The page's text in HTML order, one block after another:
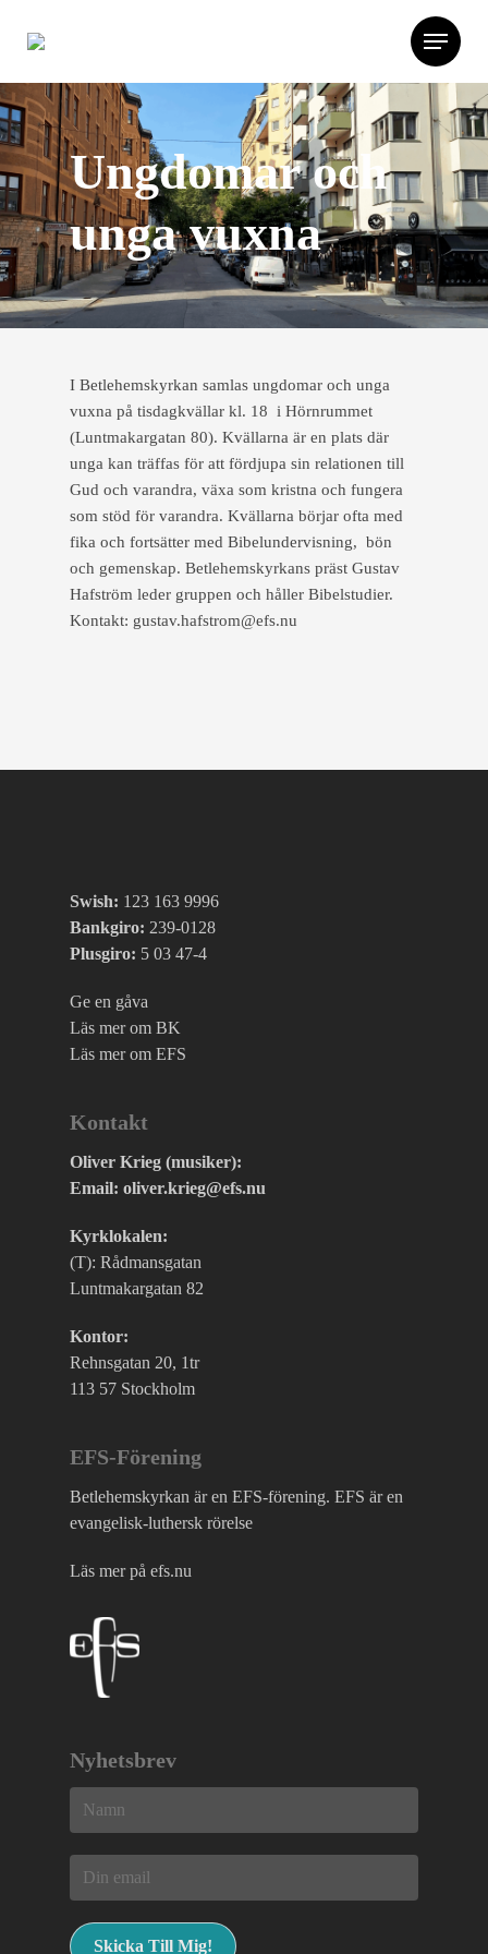
Ungdomar och
unga vuxna
I Betlehemskyrkan samlas ungdomar och unga
vuxna på tisdagkvällar kl. 18 i Hörnrummet
(Luntmakargatan 80). Kvällarna är en plats där
unga kan träffas för att fördjupa sin relationen till
Gud och varandra, växa som kristna och fungera
som stöd för varandra. Kvällarna börjar ofta med
fika och fortsätter med Bibelundervisning, bön
och gemenskap. Betlehemskyrkans präst Gustav
Hafström leder gruppen och håller Bibelstudier.
Kontakt: gustav.hafstrom@efs.nu
Swish: 123 163 9996
Bankgiro: 239-0128
Plusgiro: 5 03 47-4
Ge en gåva
Läs mer om BK
Läs mer om EFS
Kontakt
Oliver Krieg (musiker):
Email: oliver.krieg@efs.nu
Kyrklokalen:
(T): Rådmansgatan
Luntmakargatan 82
Kontor:
Rehnsgatan 20, 1tr
113 57 Stockholm
EFS-Förening
Betlehemskyrkan är en EFS-förening. EFS är en
evangelisk-luthersk rörelse
Läs mer på efs.nu
Nyhetsbrev